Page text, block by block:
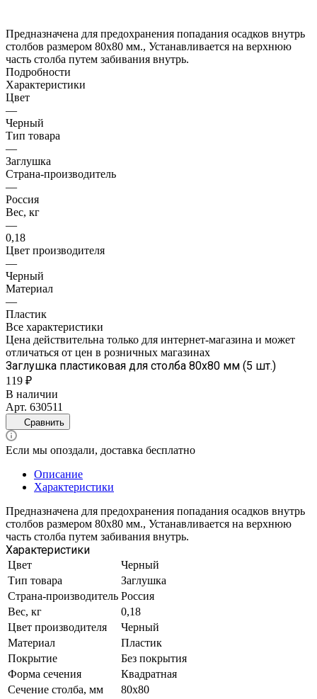
Предназначена для предохранения попадания осадков внутрь
столбов размером 80х80 мм., Устанавливается на верхнюю
часть столба путем забивания внутрь.
Подробности
Характеристики
Цвет
—
Черный
Тип товара
—
Заглушка
Страна-производитель
—
Россия
Вес, кг
—
0,18
Цвет производителя
—
Черный
Материал
—
Пластик
Все характеристики
Цена действительна только для интернет-магазина и может
отличаться от цен в розничных магазинах
Заглушка пластиковая для столба 80х80 мм (5 шт.)
119 ₽
В наличии
Арт. 630511
Сравнить
Если мы опоздали, доставка бесплатно
Описание
Характеристики
Предназначена для предохранения попадания осадков внутрь
столбов размером 80х80 мм., Устанавливается на верхнюю
часть столба путем забивания внутрь.
Характеристики
Цвет
Черный
Тип товара
Заглушка
Страна-производитель Россия
Вес, кг
0,18
Цвет производителя
Черный
Материал
Пластик
Покрытие
Без покрытия
Форма сечения
Квадратная
Сечение столба, мм
80х80